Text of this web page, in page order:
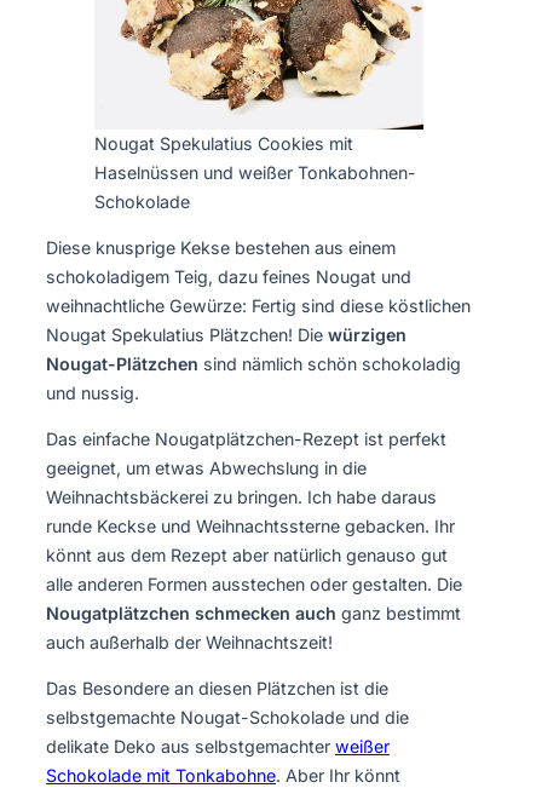
Nougat Spekulatius Cookies mit
Haselnüssen und weißer Tonkabohnen-
Schokolade
Diese knusprige Kekse bestehen aus einem
schokoladigem Teig, dazu feines Nougat und
weihnachtliche Gewürze: Fertig sind diese köstlichen
Nougat Spekulatius Plätzchen! Die würzigen
Nougat-Plätzchen sind nämlich schön schokoladig
und nussig.
Das einfache Nougatplätzchen-Rezept ist perfekt
geeignet, um etwas Abwechslung in die
Weihnachtsbäckerei zu bringen. Ich habe daraus
runde Keckse und Weihnachtssterne gebacken. Ihr
könnt aus dem Rezept aber natürlich genauso gut
alle anderen Formen ausstechen oder gestalten. Die
Nougatplätzchen schmecken auch ganz bestimmt
auch außerhalb der Weihnachtszeit!
Das Besondere an diesen Plätzchen ist die
selbstgemachte Nougat-Schokolade und die
delikate Deko aus selbstgemachter weißer
Schokolade mit Tonkabohne. Aber Ihr könnt